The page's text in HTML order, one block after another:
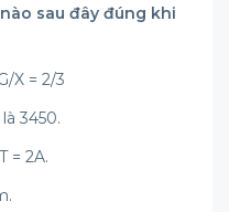
sau đây đúng khi
X = 2/3
3450.
= 2A.